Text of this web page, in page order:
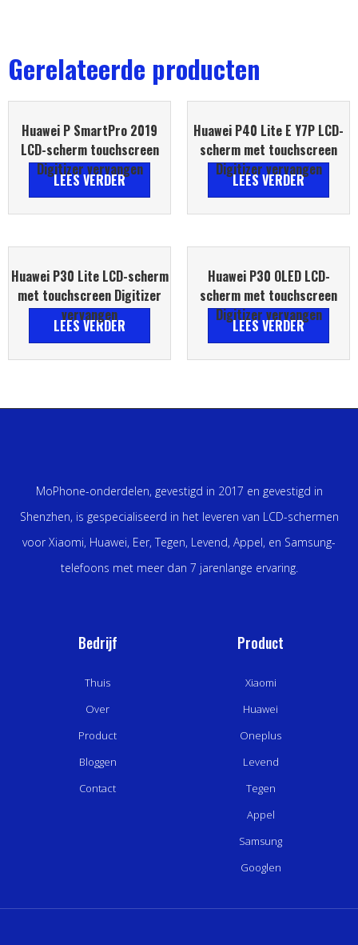
Gerelateerde producten
Huawei P SmartPro 2019
LCD-scherm touchscreen
Digitizer vervangen
LEES VERDER
Huawei P40 Lite E Y7P LCD-
scherm met touchscreen
Digitizer vervangen
LEES VERDER
Huawei P30 Lite LCD-scherm
met touchscreen Digitizer
vervangen
LEES VERDER
Huawei P30 OLED LCD-
scherm met touchscreen
Digitizer vervangen
LEES VERDER
MoPhone-onderdelen, gevestigd in 2017 en gevestigd in
Shenzhen, is gespecialiseerd in het leveren van LCD-schermen
voor Xiaomi, Huawei, Eer, Tegen, Levend, Appel, en Samsung-
telefoons met meer dan 7 jarenlange ervaring.
Bedrijf
Thuis
Over
Product
Bloggen
Contact
Product
Xiaomi
Huawei
Oneplus
Levend
Tegen
Appel
Samsung
Googlen